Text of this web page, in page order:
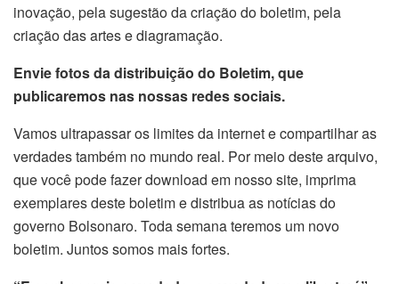
inovação, pela sugestão da criação do boletim, pela
criação das artes e diagramação.
Envie fotos da distribuição do Boletim, que
publicaremos nas nossas redes sociais.
Vamos ultrapassar os limites da internet e compartilhar as
verdades também no mundo real. Por meio deste arquivo,
que você pode fazer download em nosso site, imprima
exemplares deste boletim e distribua as notícias do
governo Bolsonaro. Toda semana teremos um novo
boletim. Juntos somos mais fortes.